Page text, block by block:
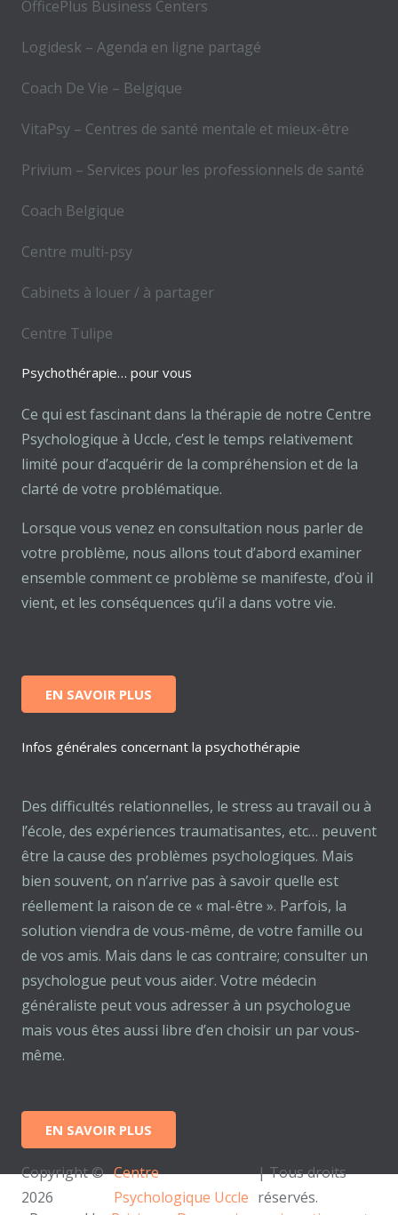
OfficePlus Business Centers
Logidesk – Agenda en ligne partagé
Coach De Vie – Belgique
VitaPsy – Centres de santé mentale et mieux-être
Privium – Services pour les professionnels de santé
Coach Belgique
Centre multi-psy
Cabinets à louer / à partager
Centre Tulipe
Psychothérapie… pour vous
Ce qui est fascinant dans la thérapie de notre Centre
Psychologique à Uccle, c’est le temps relativement
limité pour d’acquérir de la compréhension et de la
clarté de votre problématique.
Lorsque vous venez en consultation nous parler de
votre problème, nous allons tout d’abord examiner
ensemble comment ce problème se manifeste, d’où il
vient, et les conséquences qu’il a dans votre vie.
EN SAVOIR PLUS
Infos générales concernant la psychothérapie
Des difficultés relationnelles, le stress au travail ou à
l’école, des expériences traumatisantes, etc… peuvent
être la cause des problèmes psychologiques. Mais
bien souvent, on n’arrive pas à savoir quelle est
réellement la raison de ce « mal-être ». Parfois, la
solution viendra de vous-même, de votre famille ou
de vos amis. Mais dans le cas contraire; consulter un
psychologue peut vous aider. Votre médecin
généraliste peut vous adresser à un psychologue
mais vous êtes aussi libre d’en choisir un par vous-
même.
EN SAVOIR PLUS
Copyright ©
2026
Centre
Psychologique Uccle
| Tous droits
réservés.